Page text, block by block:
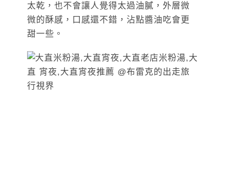
太乾，也不會讓人覺得太過油膩，外層微
微的酥感，口感還不錯，沾點醬油吃會更
甜一些。